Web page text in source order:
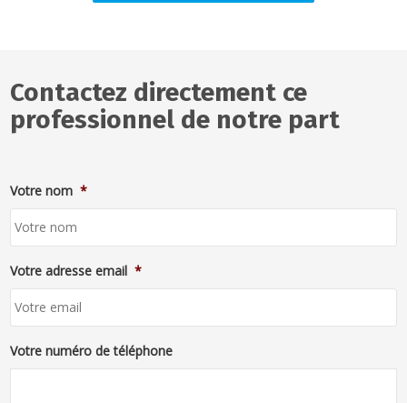
Contactez directement ce
professionnel de notre part
Votre nom *
Votre adresse email *
Votre numéro de téléphone